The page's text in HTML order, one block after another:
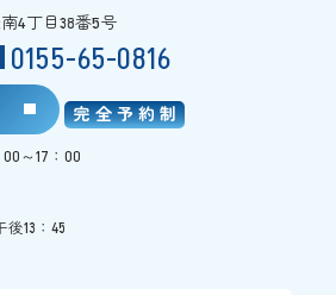
4丁目38番5号
0155-65-0816
完全予約制
～17：00
13：45